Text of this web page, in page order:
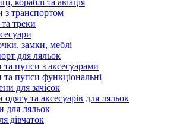
кораблі та авіація
з транспортом
треки
замки, меблі
для ляльок
та пупси з аксесуарами
та пупси функціональні
для зачісок
та аксесуарів для ляльок
для ляльок
дівчаток